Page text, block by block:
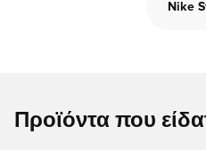
Nike
Προϊόντα που